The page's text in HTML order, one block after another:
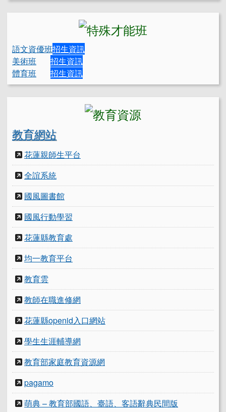
語文資優班招生資訊
美術班
招生資訊
體育班
招生資訊
教育網站
花蓮親師生平台
全誼系統
國風圖書館
國風行動學習
花蓮縣教育處
均一教育平台
教育雲
教師在職進修網
花蓮縣openid入口網站
學生生涯輔導網
教育部家庭教育資源網
pagamo
萌典 – 教育部國語、臺語、客語辭典民間版